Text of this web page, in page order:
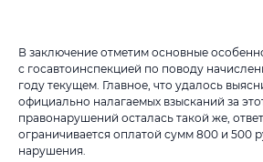
В заключение отметим основные
с госавтоинспекцией по поводу
году текущем. Главное, что удалось
официально налагаемых взысканий за
правонарушений осталась такой же,
ограничивается оплатой сумм 800 и 500
нарушения.